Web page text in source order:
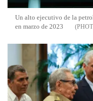
Un alto ejecutivo de la
en marzo de 2023